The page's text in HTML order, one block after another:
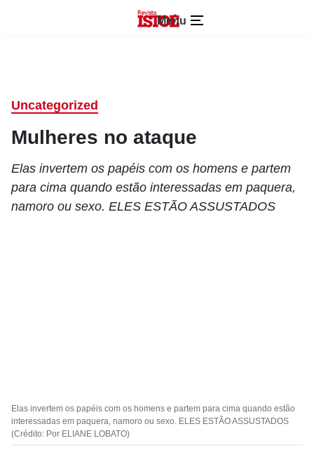
Menu
Uncategorized
Mulheres no ataque
Elas invertem os papéis com os homens e partem
para cima quando estão interessadas em paquera,
namoro ou sexo. ELES ESTÃO ASSUSTADOS
Elas invertem os papéis com os homens e partem para cima quando estão
interessadas em paquera, namoro ou sexo. ELES ESTÃO ASSUSTADOS
(Crédito: Por ELIANE LOBATO)